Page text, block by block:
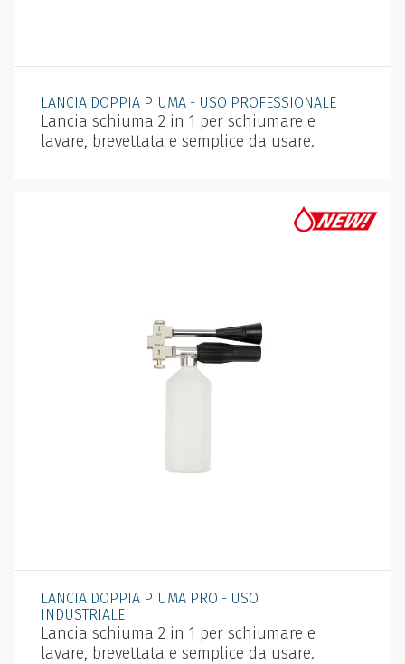
LANCIA DOPPIA PIUMA - USO PROFESSIONALE
Lancia schiuma 2 in 1 per schiumare e
lavare, brevettata e semplice da usare.
LANCIA DOPPIA PIUMA PRO - USO
INDUSTRIALE
Lancia schiuma 2 in 1 per schiumare e
lavare, brevettata e semplice da usare.